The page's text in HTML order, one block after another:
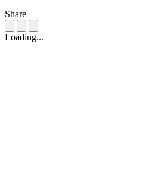
Share
Loading...